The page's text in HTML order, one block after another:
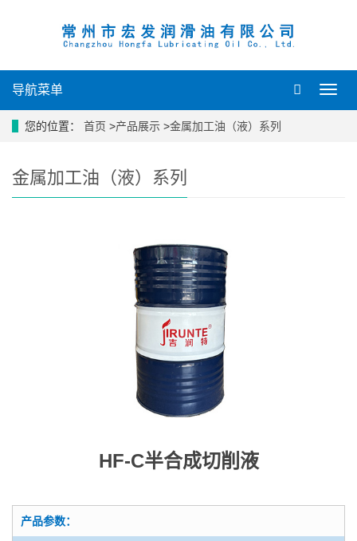
导
导航菜单
您的位置： 首页 >产品展示 >金属加工油（液）系列
金属加工油（液）系列
HF-C半合成切削液
产品参数：